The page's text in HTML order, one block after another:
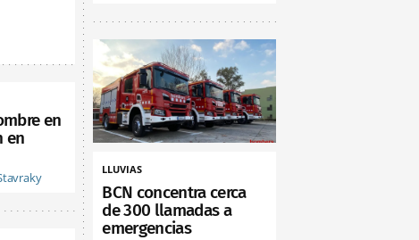
en
en
LLUVIAS
BCN concentra cerca
de 300 llamadas a
emergencias